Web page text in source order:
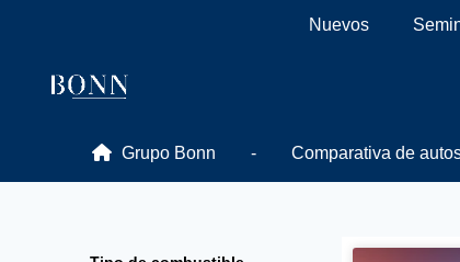
contenido
Nuevos
Grupo Bonn Comparativa de